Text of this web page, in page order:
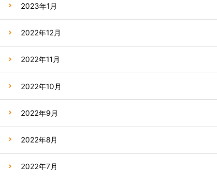
2023年1月
2022年12月
2022年11月
2022年10月
2022年9月
2022年8月
2022年7月